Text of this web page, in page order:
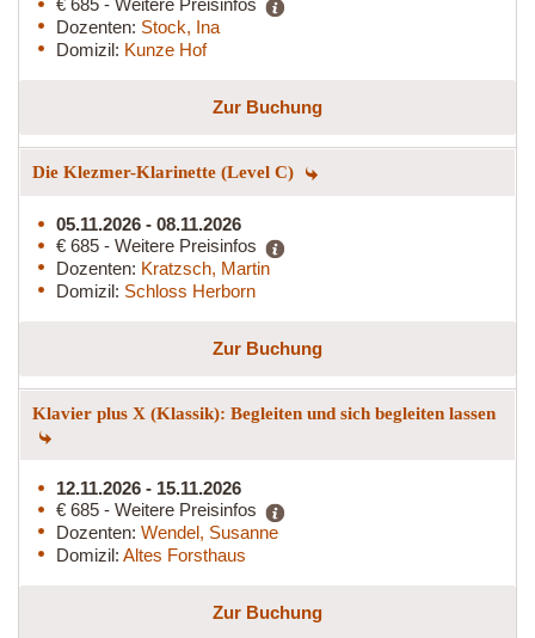
Dozenten: Stock, Ina
Domizil: Kunze Hof
Zur Buchung
Die Klezmer-Klarinette (Level C)
05.11.2026 - 08.11.2026
€ 685 - Weitere Preisinfos
Dozenten: Kratzsch, Martin
Domizil: Schloss Herborn
Zur Buchung
Klavier plus X (Klassik): Begleiten und sich begleiten lassen
12.11.2026 - 15.11.2026
€ 685 - Weitere Preisinfos
Dozenten: Wendel, Susanne
Domizil: Altes Forsthaus
Zur Buchung